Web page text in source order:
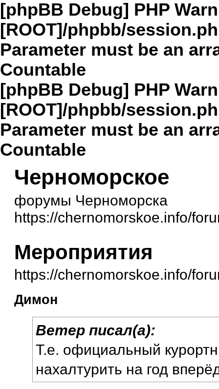
[phpBB Debug] PHP
[ROOT]/phpbb/
Parameter must be an
Countable
[phpBB Debug] PHP
[ROOT]/phpbb/
Parameter must be an
Countable
Черноморское
форумы Черноморска
https://chernomorskoe.info/
Мероприятия
https://chernomorskoe.info/
Димон
Ветер писал(а):
Т.е. официальный
нахалтурить на год